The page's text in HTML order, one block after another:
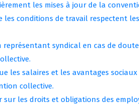
les mises à jour de la
les conditions de travail respectent
syndical en cas de
les salaires et les avantages
collective.
sur les droits et obligations des